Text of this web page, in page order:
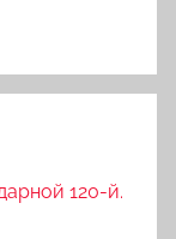
120-й.